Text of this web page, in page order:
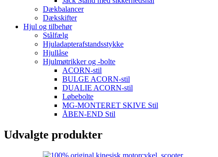
Dækbalancer
Dækskifter
Hjul og tilbehør
Stålfælg
Hjuladapterafstandsstykke
Hjullåse
Hjulmøtrikker og -bolte
ACORN-stil
BULGE ACORN-stil
DUALIE ACORN-stil
Løbebolte
MG-MONTERET SKIVE Stil
ÅBEN-END Stil
Udvalgte produkter